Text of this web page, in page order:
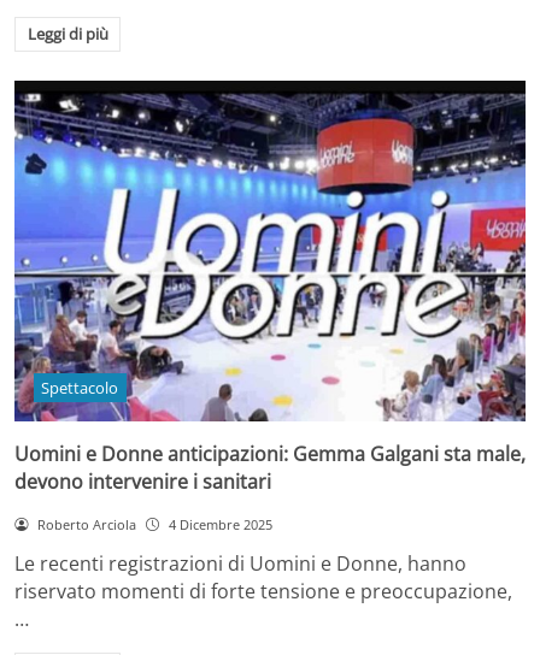
Leggi di più
Spettacolo
Uomini e Donne anticipazioni: Gemma Galgani sta male,
devono intervenire i sanitari
Roberto Arciola 4 Dicembre 2025
Le recenti registrazioni di Uomini e Donne, hanno
riservato momenti di forte tensione e preoccupazione,
…